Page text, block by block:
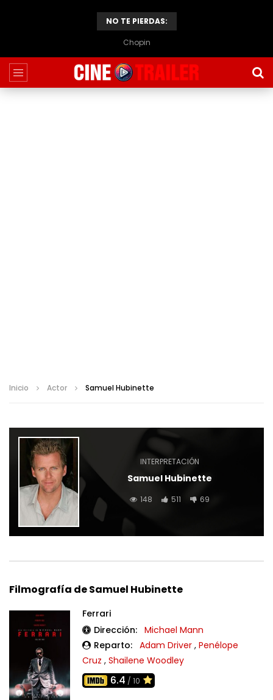
NO TE PIERDAS:
Chopin
Inicio Actor Samuel Hubinette
INTERPRETACIÓN
Samuel Hubinette
148 511 69
Filmografía de Samuel Hubinette
Ferrari
Dirección: Michael Mann
Reparto: Adam Driver , Penélope
Cruz , Shailene Woodley
6.4 / 10